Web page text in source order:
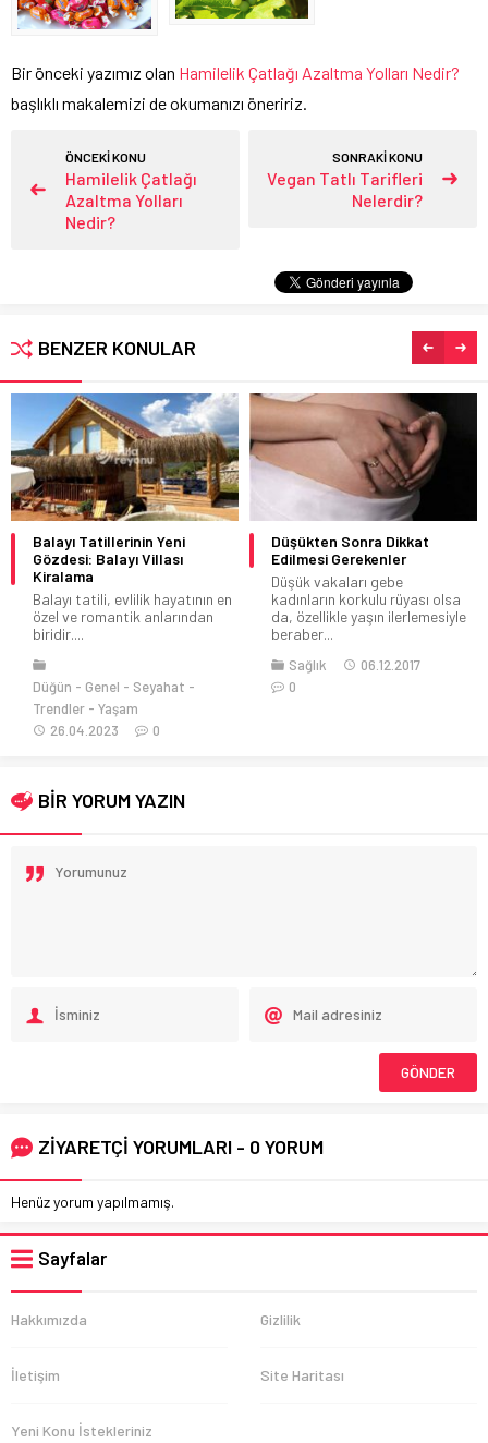
Bir önceki yazımız olan Hamilelik Çatlağı Azaltma Yolları Nedir?
başlıklı makalemizi de okumanızı öneririz.
ÖNCEKİ KONU
Hamilelik Çatlağı
Azaltma Yolları
Nedir?
SONRAKİ KONU
Vegan Tatlı Tarifleri
Nelerdir?
BENZER KONULAR
Balayı Tatillerinin Yeni
Gözdesi: Balayı Villası
Kiralama
Balayı tatili, evlilik hayatının en
özel ve romantik anlarından
biridir....
Düğün Genel
Seyahat
Trendler
Yaşam
26.04.2023
0
Düşükten Sonra Dikkat
Edilmesi Gerekenler
Düşük vakaları gebe
kadınların korkulu rüyası olsa
da, özellikle yaşın ilerlemesiyle
beraber...
Sağlık
06.12.2017
0
BİR YORUM YAZIN
ZİYARETÇİ YORUMLARI - 0 YORUM
Henüz yorum yapılmamış.
Sayfalar
Hakkımızda Gizlilik
İletişim Site Haritası
Yeni Konu İstekleriniz